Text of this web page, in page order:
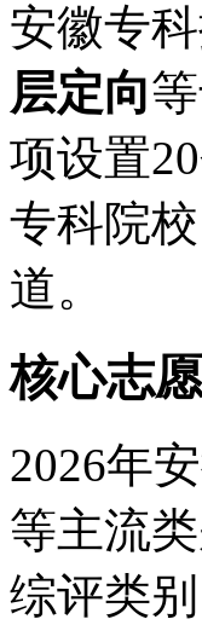
安徽专
层定向
项设置
专科院
道。
核心志
2026年
等主流
综评类